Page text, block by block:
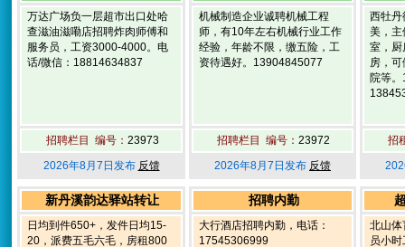
万达广场负一层超市出口处哈
查滋油滋嘞店招聘炸肉师傅和
服务员，工资3000-4000。电
话/微信：18814634837
招聘栏目 编号： 23973
2026年8月7日发布 反馈
机械制造企业诚聘机械工程
师，有10年左右机械行业工作
经验，年龄不限，缴五险，工
资待遇好。13904845077
招聘栏目 编号： 23972
2026年8月7日发布 反馈
西牡丹
美，主
室，厨
房，
院等
招
新丹溪韵达驿站转让
日均到件650+，发件日均15-
20，派费五毛六毛，房租800
招聘内勤
大行酒店招聘内勤，电话：
17545306999
北山体
员小